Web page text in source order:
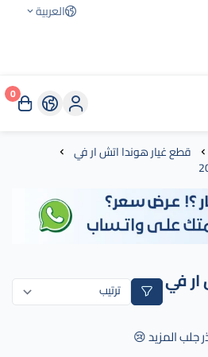
العربية
0
قطع غيار هوندا اتش ار في
في
جلب المزيد 😢